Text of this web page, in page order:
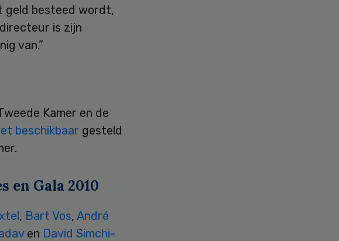
geld besteed wordt,
is zijn
van.”
Kamer en de
beschikbaar gesteld
en Gala 2010
, Bart Vos, André
en David Simchi-